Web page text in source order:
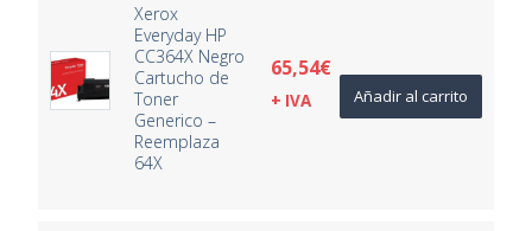
Xerox
Everyday HP
CC364X Negro
Cartucho de
Toner
Generico –
Reemplaza
64X
65,54€
+ IVA Añadir al carrito